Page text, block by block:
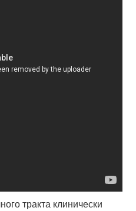
тракта клинически